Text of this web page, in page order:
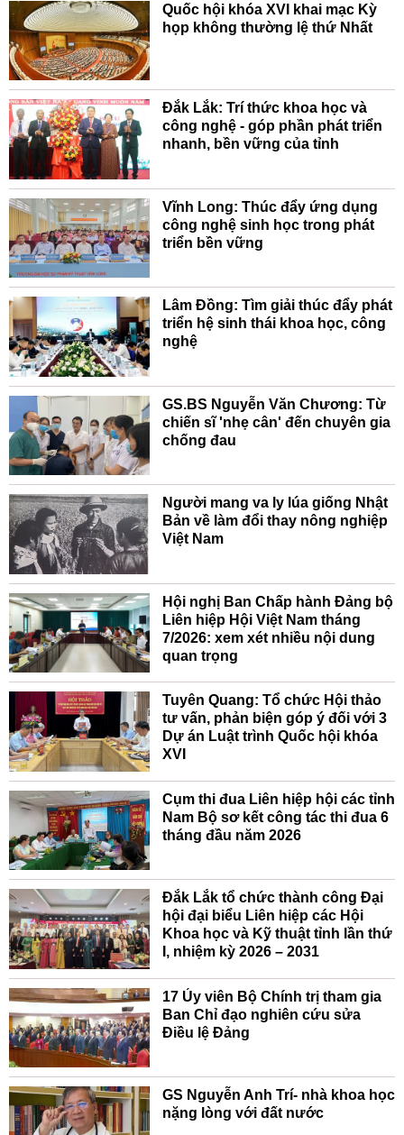
Quốc hội khóa XVI khai mạc Kỳ
họp không thường lệ thứ Nhất
Đắk Lắk: Trí thức khoa học và
công nghệ - góp phần phát triển
nhanh, bền vững của tỉnh
Vĩnh Long: Thúc đẩy ứng dụng
công nghệ sinh học trong phát
triển bền vững
Lâm Đồng: Tìm giải thúc đẩy phát
triển hệ sinh thái khoa học, công
nghệ
GS.BS Nguyễn Văn Chương: Từ
chiến sĩ 'nhẹ cân' đến chuyên gia
chống đau
Người mang va ly lúa giống Nhật
Bản về làm đổi thay nông nghiệp
Việt Nam
Hội nghị Ban Chấp hành Đảng bộ
Liên hiệp Hội Việt Nam tháng
7/2026: xem xét nhiều nội dung
quan trọng
Tuyên Quang: Tổ chức Hội thảo
tư vấn, phản biện góp ý đối với 3
Dự án Luật trình Quốc hội khóa
XVI
Cụm thi đua Liên hiệp hội các tỉnh
Nam Bộ sơ kết công tác thi đua 6
tháng đầu năm 2026
Đắk Lắk tổ chức thành công Đại
hội đại biểu Liên hiệp các Hội
Khoa học và Kỹ thuật tỉnh lần thứ
I, nhiệm kỳ 2026 – 2031
17 Ủy viên Bộ Chính trị tham gia
Ban Chỉ đạo nghiên cứu sửa
Điều lệ Đảng
GS Nguyễn Anh Trí- nhà khoa học
nặng lòng với đất nước